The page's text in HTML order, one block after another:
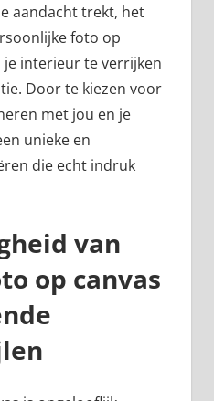
aandacht trekt, het
foto op
je interieur te verrijken
Door te kiezen voor
met jou en je
unieke en
die echt indruk
van
op canvas